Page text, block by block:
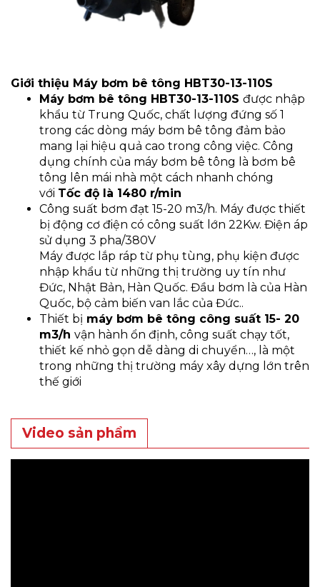
Giới thiệu Máy bơm bê tông HBT30-13-110S
Máy bơm bê tông HBT30-13-110S được nhập
khẩu từ Trung Quốc, chất lượng đứng số 1
trong các dòng máy bơm bê tông đảm bảo
mang lại hiệu quả cao trong công việc. Công
dụng chính của máy bơm bê tông là bơm bê
tông lên mái nhà một cách nhanh chóng
với Tốc độ là 1480 r/min
Công suất bơm đạt 15-20 m3/h. Máy được thiết
bị động cơ điện có công suất lớn 22Kw. Điện áp
sử dụng 3 pha/380V
Máy được lắp ráp từ phụ tùng, phụ kiện được
nhập khẩu từ những thị trường uy tín như
Đức, Nhật Bản, Hàn Quốc. Đầu bơm là của Hàn
Quốc, bộ cảm biến van lắc của Đức..
Thiết bị máy bơm bê tông công suất 15- 20
m3/h vận hành ổn định, công suất chạy tốt,
thiết kế nhỏ gọn dễ dàng di chuyển…, là một
trong những thị trường máy xây dựng lớn trên
thế giới
Video sản phẩm